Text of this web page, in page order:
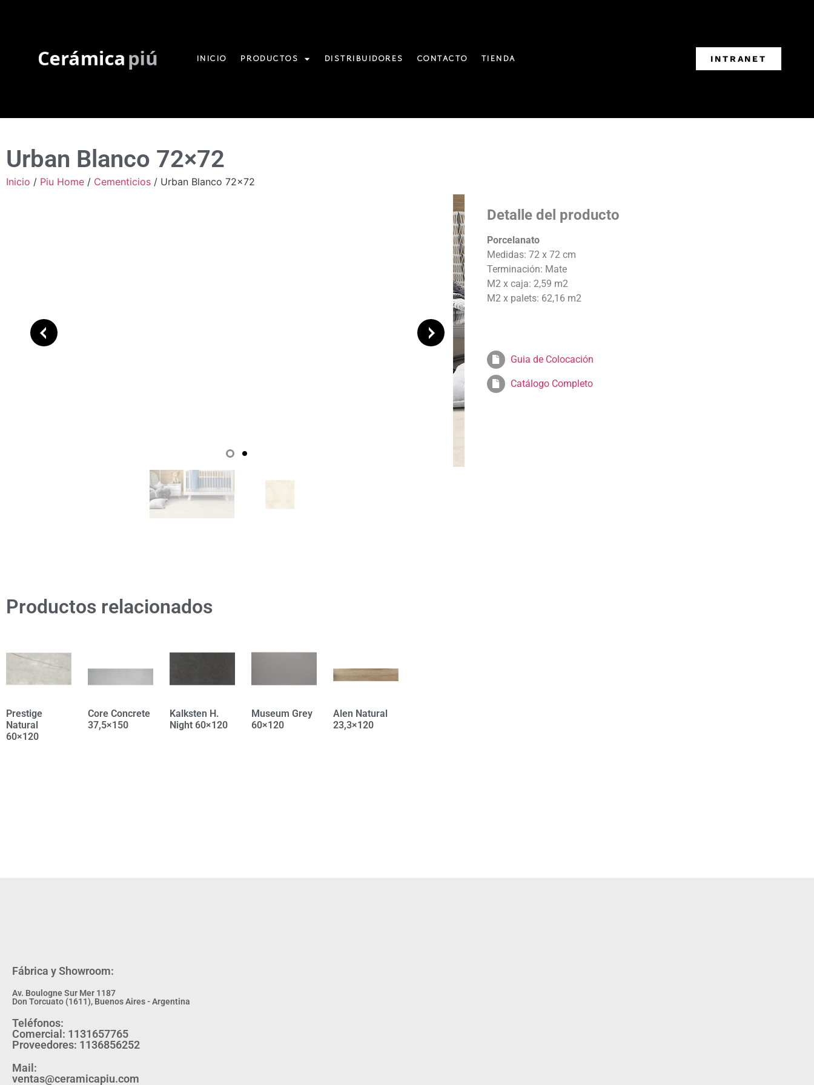
INICIO PRODUCTOS DISTRIBUIDORES CONTACTO TIENDA INTRANET
Urban Blanco 72×72
Inicio / Piu Home / Cementicios / Urban Blanco 72×72
Detalle del producto
Porcelanato
Medidas: 72 x 72 cm
Terminación: Mate
M2 x caja: 2,59 m2
M2 x palets: 62,16 m2
Guia de Colocación
Catálogo Completo
Productos relacionados
Prestige
Natural
60×120
Core Concrete
37,5×150
Kalksten H.
Night 60×120
Museum Grey
60×120
Alen Natural
23,3×120
Fábrica y Showroom:
Av. Boulogne Sur Mer 1187
Don Torcuato (1611), Buenos Aires - Argentina
Teléfonos:
Comercial: 1131657765
Proveedores: 1136856252
Mail:
ventas@ceramicapiu.com